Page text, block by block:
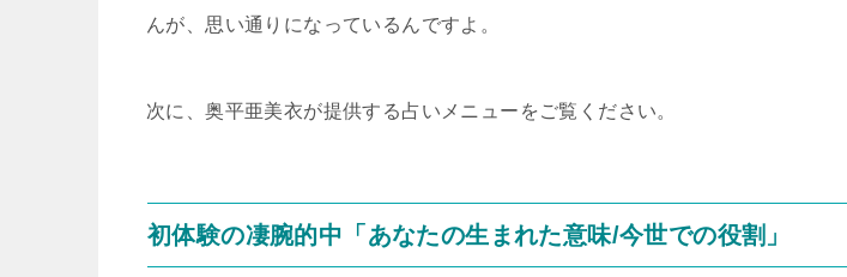
んが、思い通りになっているんですよ。
次に、奥平亜美衣が提供する占いメニューをご覧ください。
初体験の凄腕的中「あなたの生まれた意味/今世での役割」